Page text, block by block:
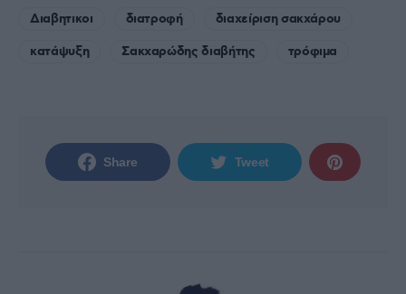
Διαβητικοι
διατροφή
διαχείριση σακχάρου
κατάψυξη
Σακχαρώδης διαβήτης τρόφιμα
Share Tweet